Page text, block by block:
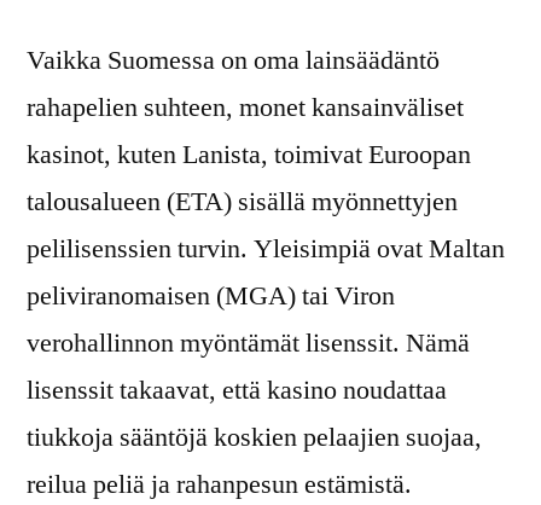
Vaikka Suomessa on oma lainsäädäntö
rahapelien suhteen, monet kansainväliset
kasinot, kuten Lanista, toimivat Euroopan
talousalueen (ETA) sisällä myönnettyjen
pelilisenssien turvin. Yleisimpiä ovat Maltan
peliviranomaisen (MGA) tai Viron
verohallinnon myöntämät lisenssit. Nämä
lisenssit takaavat, että kasino noudattaa
tiukkoja sääntöjä koskien pelaajien suojaa,
reilua peliä ja rahanpesun estämistä.